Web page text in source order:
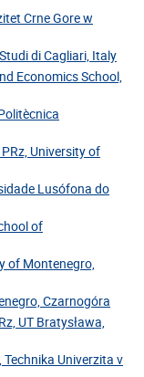
Crne Gore w
di Cagliari, Italy
Economics School,
University of
Lusófona do
of
of Montenegro,
Czarnogóra
UT Bratysława,
Univerzita v